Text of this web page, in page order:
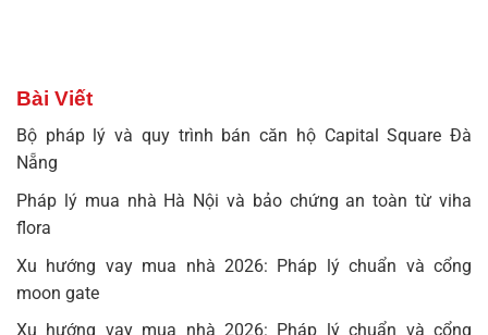
Bài Viết
Bộ pháp lý và quy trình bán căn hộ Capital Square Đà
Nẵng
Pháp lý mua nhà Hà Nội và bảo chứng an toàn từ viha
flora
Xu hướng vay mua nhà 2026: Pháp lý chuẩn và cổng
moon gate
Xu hướng vay mua nhà 2026: Pháp lý chuẩn và cổng